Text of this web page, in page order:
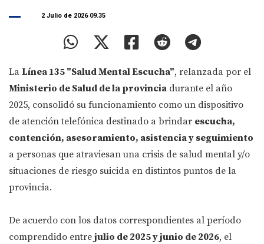
2 Julio de 2026 09.35
La Línea 135 "Salud Mental Escucha", relanzada por el
Ministerio de Salud de la provincia durante el año
2025, consolidó su funcionamiento como un dispositivo
de atención telefónica destinado a brindar escucha,
contención, asesoramiento, asistencia y seguimiento
a personas que atraviesan una crisis de salud mental y/o
situaciones de riesgo suicida en distintos puntos de la
provincia.
De acuerdo con los datos correspondientes al período
comprendido entre julio de 2025 y junio de 2026, el